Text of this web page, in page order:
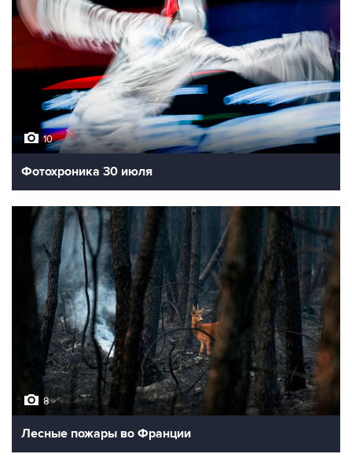
10
Фотохроника 30 июля
8
Лесные пожары во Франции